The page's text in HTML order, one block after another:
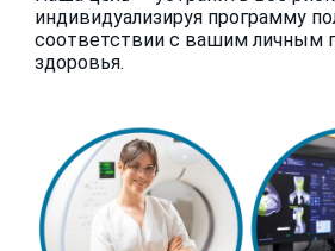
индивидуализируя программу
соответствии с вашим личным
здоровья.